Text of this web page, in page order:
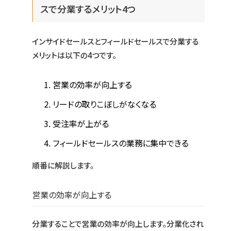
スで分業するメリット4つ
インサイドセールスとフィールドセールスで分業する
メリットは以下の4つです。
営業の効率が向上する
リードの取りこぼしがなくなる
受注率が上がる
フィールドセールスの業務に集中できる
順番に解説します。
営業の効率が向上する
分業することで営業の効率が向上します。分業化され